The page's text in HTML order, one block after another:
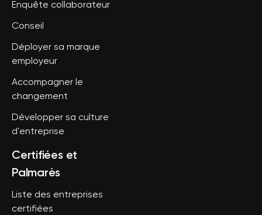
Enquête collaborateur
Conseil
Déployer sa marque
employeur
Accompagner le
changement
Développer sa culture
d'entreprise
Certifiées et
Palmarès
Liste des entreprises
certifiées